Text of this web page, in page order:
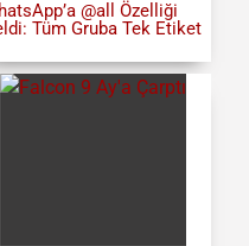
@all Özelliği
Tüm Gruba Tek Etiket